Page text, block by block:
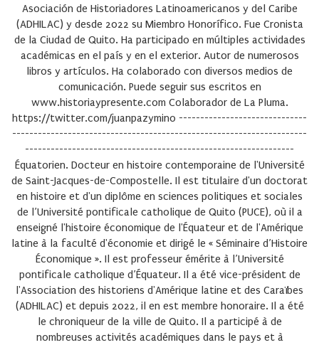
Asociación de Historiadores Latinoamericanos y del Caribe
(ADHILAC) y desde 2022 su Miembro Honorífico. Fue Cronista
de la Ciudad de Quito. Ha participado en múltiples actividades
académicas en el país y en el exterior. Autor de numerosos
libros y artículos. Ha colaborado con diversos medios de
comunicación. Puede seguir sus escritos en
www.historiaypresente.com Colaborador de La Pluma.
https://twitter.com/juanpazymino ------------------------------
---------------------------------------------------------------------
---------------------------------------------------------------
Équatorien. Docteur en histoire contemporaine de l'Université
de Saint-Jacques-de-Compostelle. Il est titulaire d'un doctorat
en histoire et d'un diplôme en sciences politiques et sociales
de l’Université pontificale catholique de Quito (PUCE), où il a
enseigné l'histoire économique de l'Équateur et de l'Amérique
latine à la faculté d'économie et dirigé le « Séminaire d’Histoire
Économique ». Il est professeur émérite à l’Université
pontificale catholique d’Équateur. Il a été vice-président de
l'Association des historiens d'Amérique latine et des Caraïbes
(ADHILAC) et depuis 2022, il en est membre honoraire. Il a été
le chroniqueur de la ville de Quito. Il a participé à de
nombreuses activités académiques dans le pays et à